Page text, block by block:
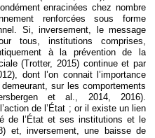
enracinées chez nombre
renforcées sous forme
Si, inversement, le message
tous, institutions comprises,
à la prévention de la
(Trotter, 2015) continue et par
dont l’on connait l’importance
sur les comportements
et al., 2014, 2016).
de l’État ; or il existe un lien
de l’État et ses institutions et le
et, inversement, une baisse de